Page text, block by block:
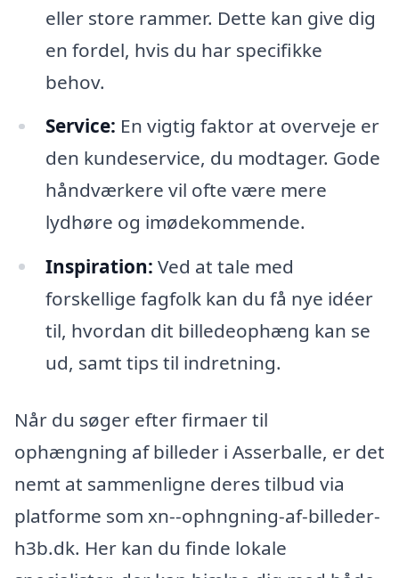
eller store rammer. Dette kan give dig
en fordel, hvis du har specifikke
behov.
Service: En vigtig faktor at overveje er
den kundeservice, du modtager. Gode
håndværkere vil ofte være mere
lydhøre og imødekommende.
Inspiration: Ved at tale med
forskellige fagfolk kan du få nye idéer
til, hvordan dit billedeophæng kan se
ud, samt tips til indretning.
Når du søger efter firmaer til
ophængning af billeder i Asserballe, er det
nemt at sammenligne deres tilbud via
platforme som xn--ophngning-af-billeder-
h3b.dk. Her kan du finde lokale